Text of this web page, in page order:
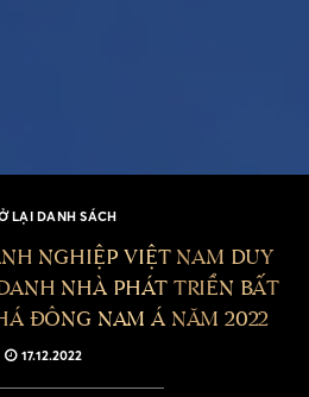
LẠI DANH SÁCH
NGHIỆP VIỆT NAM DUY
NHÀ PHÁT TRIỂN BẤT
ĐÔNG NAM Á NĂM 2022
17.12.2022